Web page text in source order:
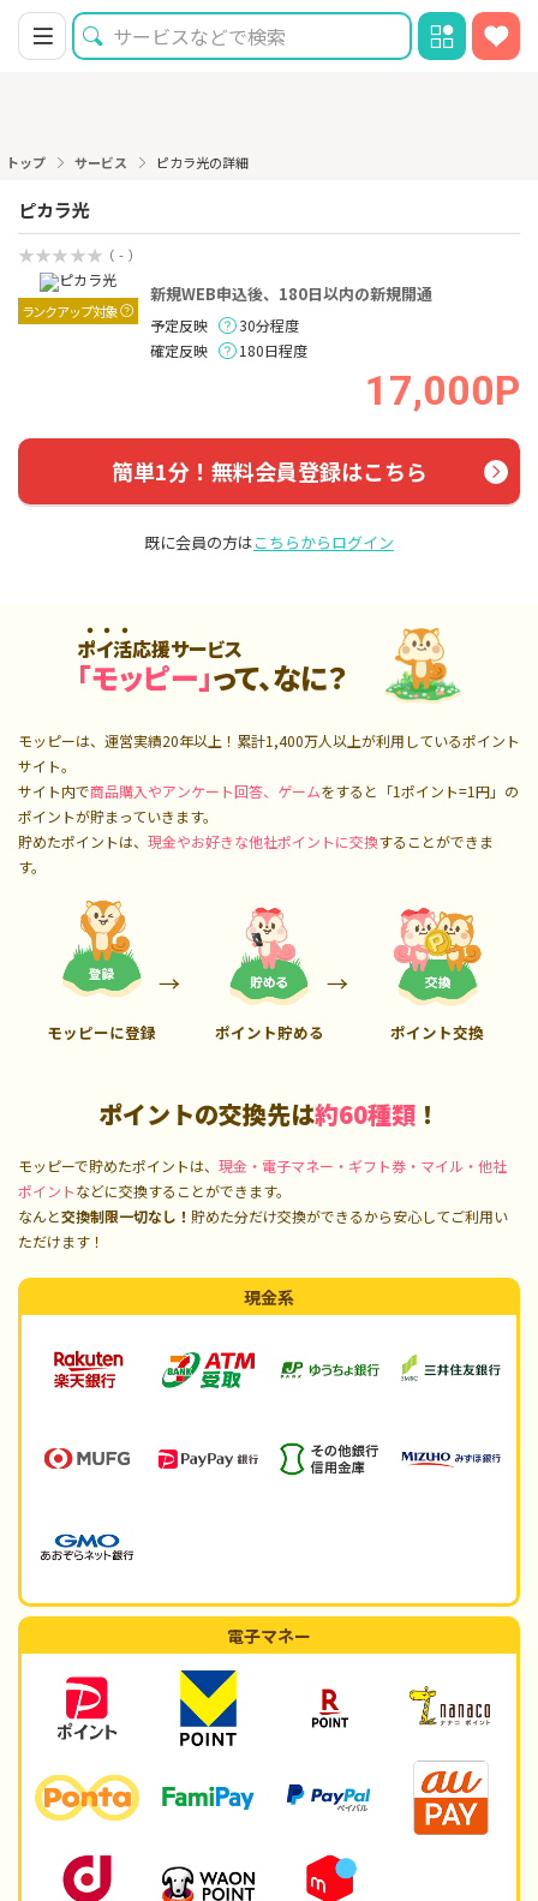
トップ サービス ピカラ光の詳細
ピカラ光
（ - ）
ランクアップ対象
新規WEB申込後、180日以内の新規開通
予定反映
30分程度
確定反映
180日程度
17,000P
簡単1分！無料会員登録はこちら
既に会員の方はこちらからログイン
ポイ活応援サービス
「モッピー」って、なに？
モッピーは、運営実績20年以上！累計1,400万人以上が利用しているポイント
サイト。
サイト内で商品購入やアンケート回答、ゲームをすると「1ポイント=1円」の
ポイントが貯まっていきます。
貯めたポイントは、 現金やお好きな他社ポイントに交換することができま
す。
モッピーに登録 ポイント貯める ポイント交換
ポイントの交換先は約60種類 ！
モッピーで貯めたポイントは、 現金・電子マネー・ギフト券・マイル・他社
ポイントなどに交換することができます。
なんと交換制限一切なし！ 貯めた分だけ交換ができるから安心してご利用い
ただけます！
現金系
電子マネー